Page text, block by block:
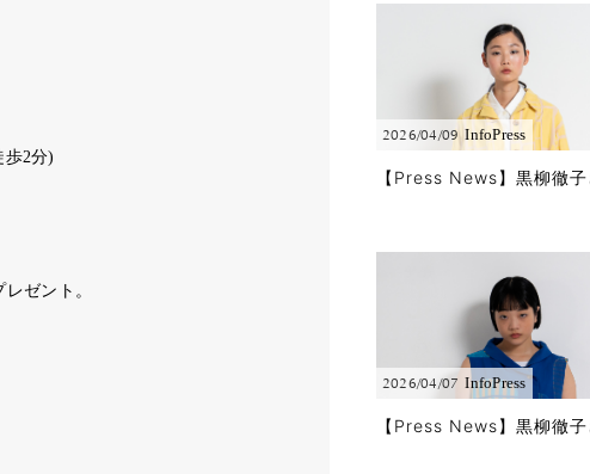
歩2分)
ゼント。
2026/04/09 InfoPress
2026/04/07 InfoPress